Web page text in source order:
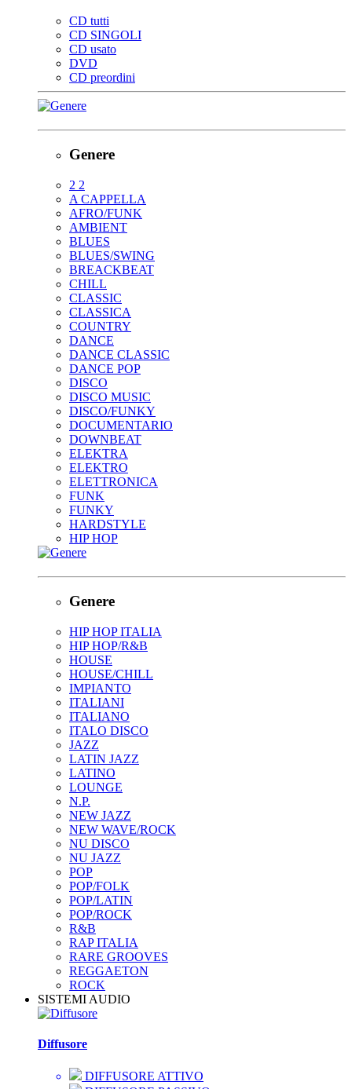
CD tutti
CD SINGOLI
CD usato
DVD
CD preordini
Genere
2 2
A CAPPELLA
AFRO/FUNK
AMBIENT
BLUES
BLUES/SWING
BREACKBEAT
CHILL
CLASSIC
CLASSICA
COUNTRY
DANCE
DANCE CLASSIC
DANCE POP
DISCO
DISCO MUSIC
DISCO/FUNKY
DOCUMENTARIO
DOWNBEAT
ELEKTRA
ELEKTRO
ELETTRONICA
FUNK
FUNKY
HARDSTYLE
HIP HOP
Genere
HIP HOP ITALIA
HIP HOP/R&B
HOUSE
HOUSE/CHILL
IMPIANTO
ITALIANI
ITALIANO
ITALO DISCO
JAZZ
LATIN JAZZ
LATINO
LOUNGE
N.P.
NEW JAZZ
NEW WAVE/ROCK
NU DISCO
NU JAZZ
POP
POP/FOLK
POP/LATIN
POP/ROCK
R&B
RAP ITALIA
RARE GROOVES
REGGAETON
ROCK
SISTEMI AUDIO
Diffusore
DIFFUSORE ATTIVO